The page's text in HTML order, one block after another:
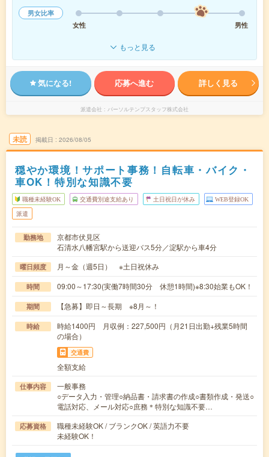
男女比率
女性
男性
もっと見る
気になる! 応募へ進む 詳しく見る
派遣会社 パーソルテンプスタッフ株式会社
未読 掲載日 2026/08/05
穏やか環境！サポート事務！自転車・バイク・
車OK！特別な知識不要
職種未経験OK 交通費別途支給あり 土日祝日が休み WEB登録OK
派遣
勤務地
京都市伏見区
石清水八幡宮駅から送迎バス5分／淀駅から車4分
曜日頻度 月～金（週5日） ※土日祝休み
時間 09:00～17:30(実働7時間30分 休憩1時間)※8:30始業もOK！
期間 【急募】即日～長期 ※8月～！
時給
時給1400円 月収例：227,500円（月21日出勤+残業5時間
の場合）
交通費
全額支給
仕事内容
一般事務
○データ入力・管理○納品書・請求書の作成○書類作成・発送○
電話対応、メール対応○庶務＊特別な知識不要…
応募資格
職種未経験OK / ブランクOK / 英語力不要
未経験OK！